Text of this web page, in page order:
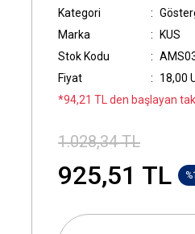
Kategori
Marka
KUS
Stok Kodu
Fiyat
18,00
*94,21 TL den başlayan
1.028,34 TL
925,51 TL